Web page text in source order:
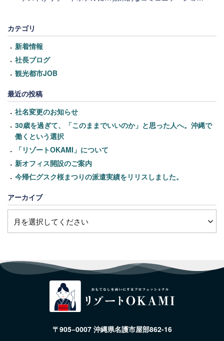
カテゴリ
新着情報
社長ブログ
観光都市JOB
最近の投稿
社名変更のお知らせ
30歳を過ぎて、「このままでいいのか」と思った人へ。沖縄で
働くという選択
「リゾートOKAMI」について
新オフィス開設のご案内
今帰仁グスク桜まつりの派遣実績をリリスしました。
アーカイブ
〒905−0007 沖縄県名護市屋部862-16